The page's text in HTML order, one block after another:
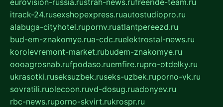
eurovision-russia.rustrah-news.rufreeride-team.ru
itrack-24.rusexshopexpress.ruautostudiopro.ru
alabuga-cityhotel.rupornv.ruatlantpereezd.ru
bud-em-znakomye.rua-cdc.ruelektrostal-news.ru
korolevremont-market.rubudem-znakomye.ru
oooagrosnab.rufpodaso.ruemfire.rupro-otdelky.ru
ukrasotki.ruseksuzbek.ruseks-uzbek.ruporno-vk.ru
sovratili.ruolecoon.ruvd-dosug.ruadonyev.ru
rbc-news.ruporno-skvirt.rukrospr.ru